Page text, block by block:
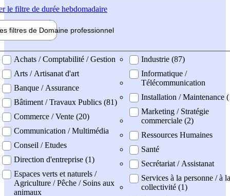
le filtre de durée hebdomadaire
filtres de Domaine professionnel
professionel
Achats / Comptabilité / Gestion
Arts / Artisanat d'art
Banque / Assurance
Bâtiment / Travaux Publics (81)
Commerce / Vente (20)
Communication / Multimédia
Conseil / Etudes
Direction d'entreprise (1)
Espaces verts et naturels /
Agriculture / Pêche / Soins aux
animaux
Industrie (87)
Informatique /
Télécommunication
Installation / Maintenance
Marketing / Stratégie
commerciale (2)
Ressources Humaines
Santé
Secrétariat / Assistanat
Services à la personne / à la
collectivité (1)